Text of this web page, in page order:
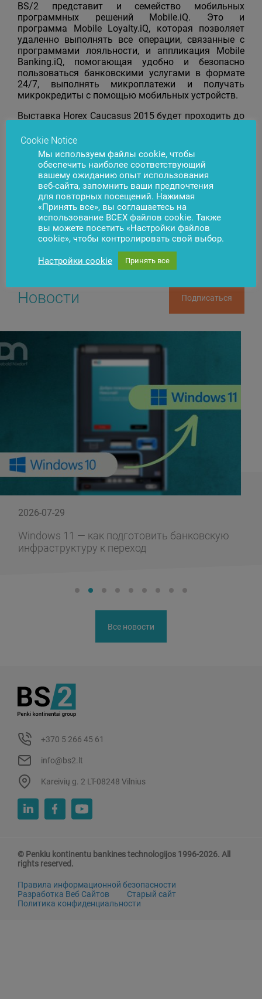
BS/2 представит и семейство мобильных
программных решений Mobile.iQ. Это и
программа Mobile Loyalty.iQ, которая позволяет
удаленно выполнять все операции, связанные с
программами лояльности, и аппликация Mobile
Banking.iQ, помогающая удобно и безопасно
пользоваться банковскими услугами в формате
24/7, выполнять микроплатежи и получать
микрокредиты с помощью мобильных устройств.
Выставка Horex Caucasus 2015 будет проходить до
выставке вы найдете на сайте
Появились вопросы? Свяжитесь с нами
Новости Подписаться
2026-07-29
Windows 11 — как подготовить банковскую
инфраструктуру к переход
Все новости
+370 5 266 45 61
info@bs2.lt
Kareivių g. 2 LT-08248 Vilnius
© Penkiu kontinentu bankines technologijos 1996-2026. All
rights reserved.
Правила информационной безопасности
Разработка Веб Сайтов
Старый сайт
Политика конфиденциальности
Cookie Notice
Мы используем файлы cookie, чтобы
обеспечить наиболее соответствующий
вашему ожиданию опыт использования
веб-сайта, запомнить ваши предпочтения
для повторных посещений. Нажимая
«Принять все», вы соглашаетесь на
использование ВСЕХ файлов cookie. Также
вы можете посетить «Настройки файлов
cookie», чтобы контролировать свой выбор.
Настройки cookie Принять все